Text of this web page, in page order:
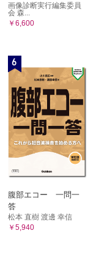
画像診断実行編集委員
会 森...
￥6,600
6
腹部エコー 一問一
答
松本 直樹 渡邊 幸信
￥5,940